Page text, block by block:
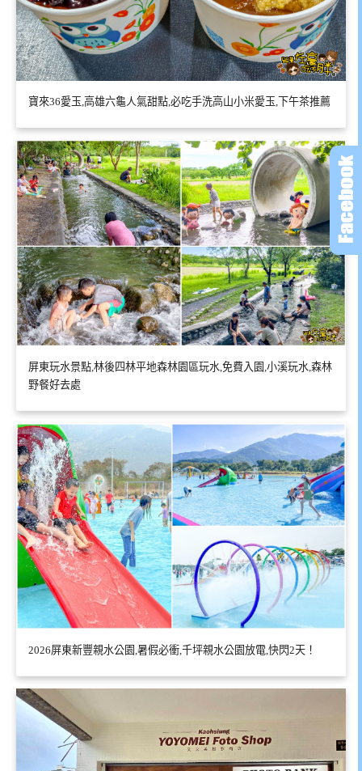
寶來36愛玉,高雄六龜人氣甜點,必吃手洗高山小米愛玉,下午茶推薦
屏東玩水景點,林後四林平地森林園區玩水,免費入園,小溪玩水,森林
野餐好去處
2026屏東新豐親水公園,暑假必衝,千坪親水公園放電,快閃2天！